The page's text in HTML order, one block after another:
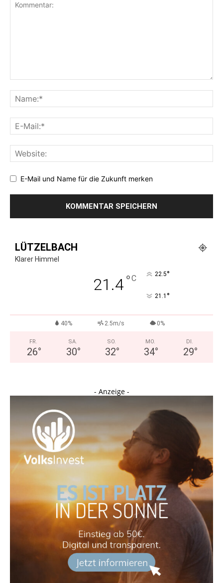
E-Mail und Name für die Zukunft merken
LÜTZELBACH
Klarer Himmel
21.4°C 22.5°
21.1 °
40% 2.5m/s 0%
FR.
26°
SA.
30°
SO.
32°
MO.
34°
DI.
29°
- Anzeige -